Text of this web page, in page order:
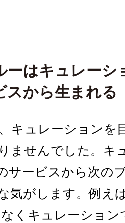
ーはキュレーシ
スから生まれる
キュレーションを
ませんでした。キ
サービスから次の
気がします。例え
くキュレーショ